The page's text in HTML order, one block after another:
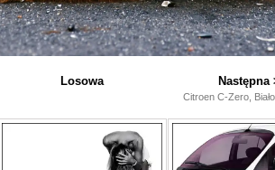
Losowa Następna
Citroen C-Zero,